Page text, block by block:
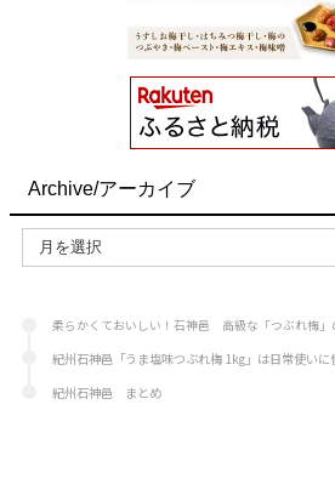
Archive/アーカイブ
柔らかくておいしい！石神邑 高級な「つぶれ梅」
紀州石神邑「うま塩味つぶれ梅 1kg」は日常使いに
紀州石神邑 まとめ